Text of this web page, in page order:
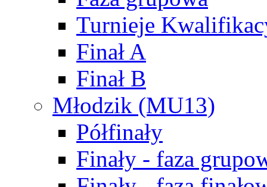
Turnieje
Finał A
Finał B
Młodzik (MU13)
Półfinały
Finały - faza